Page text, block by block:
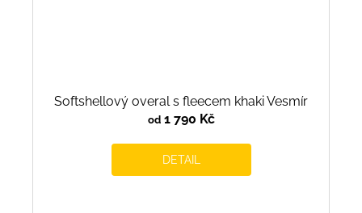
Softshellový overal s fleecem khaki Vesmír
od1 790 Kč
DETAIL